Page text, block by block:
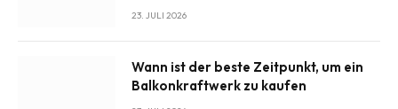
23. JULI 2026
Wann ist der beste Zeitpunkt, um ein
Balkonkraftwerk zu kaufen